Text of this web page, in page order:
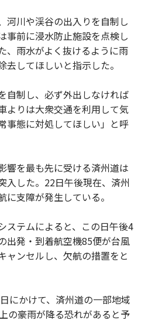
河川や渓谷の出入りを自制し
事前に浸水防止施設を点検し
、雨水がよく抜けるように雨
してほしいと指示した。
自制し、必ず外出しなければ
よりは大衆交通を利用して気
事態に対処してほしい」と呼
響を最も先に受ける済州道は
入した。22日午後現在、済州
支障が発生している。
ステムによると、この日午後4
出発・到着航空機85便が台風
ャンセルし、欠航の措置をと
にかけて、済州道の一部地域
の豪雨が降る恐れがあると予